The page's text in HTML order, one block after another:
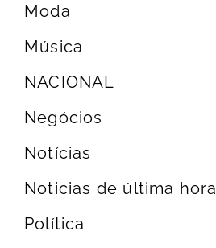
Moda
Música
NACIONAL
Negócios
Notícias
Noticias de última hora
Política